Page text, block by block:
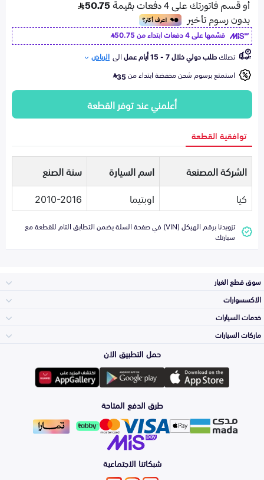
قسّمها على 4 دفعات ابتداء من
50.75
تصلكطلب دولي خلال 7 - 15 أيام عمل الى الرياض
استمتع برسوم شحن مخفضة ابتداء من35
أعلمني عند توفر القطعة
توافقية القطعة
الشركة المصنعة اسم السيارة
سنة الصنع
كيا
اوبتيما 2010-2016
تزويدنا برقم الهيكل (VIN) في صفحة السلة يضمن التطابق التام للقطعة مع
سيارتك
سوق قطع الغيار
المكائن، القيرات
وملحقاتها
الشمعات
والاصطبات (الاضاءة)
الفرامل والأقمشة
الاكسسوارات
لوازم الرحلات
اكسسوارات العناية
الزيوت و السوائل
خدمات السيارات
الأكثر مبيعاً
التلميع والعناية
ماركات السيارات
تويوتا
هيونداي
كيا
حمل التطبيق الان
طرق الدفع المتاحة
شبكاتنا الاجتماعية